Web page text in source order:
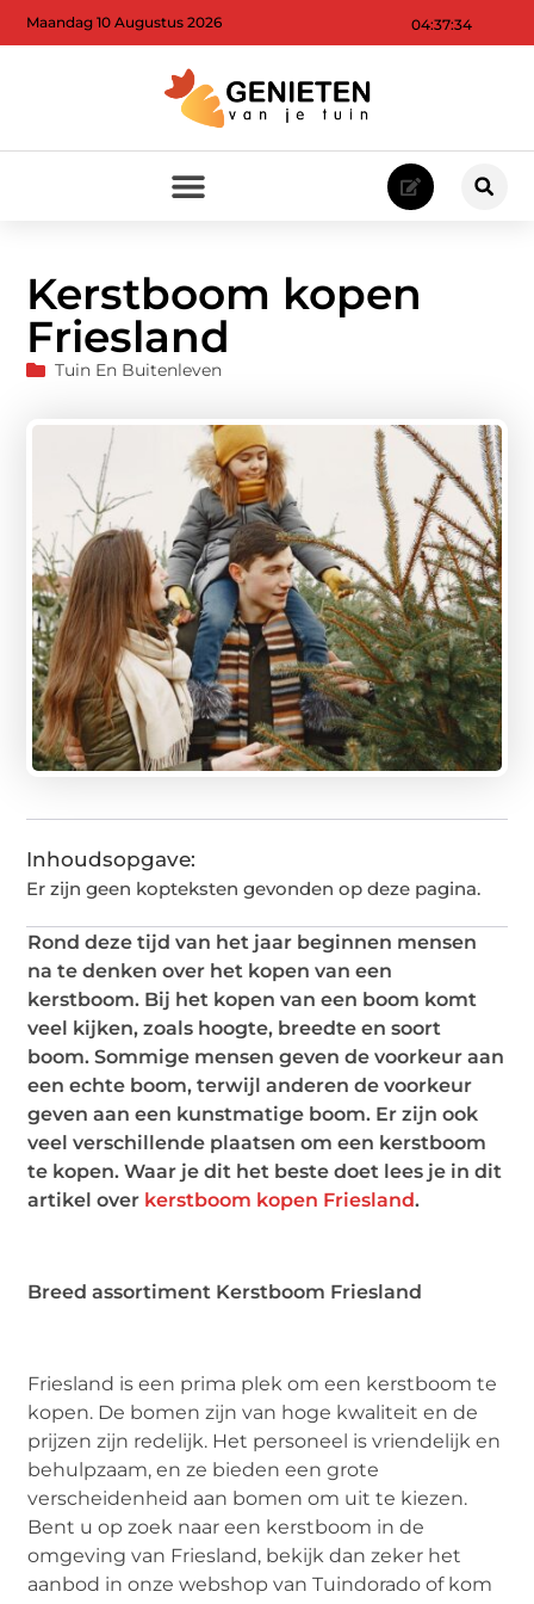
04:37:36
Maandag 10 Augustus 2026
Kerstboom kopen
Friesland
Tuin En Buitenleven
Inhoudsopgave:
Er zijn geen kopteksten gevonden op deze pagina.
Rond deze tijd van het jaar beginnen mensen
na te denken over het kopen van een
kerstboom. Bij het kopen van een boom komt
veel kijken, zoals hoogte, breedte en soort
boom. Sommige mensen geven de voorkeur aan
een echte boom, terwijl anderen de voorkeur
geven aan een kunstmatige boom. Er zijn ook
veel verschillende plaatsen om een kerstboom
te kopen. Waar je dit het beste doet lees je in dit
artikel over kerstboom kopen Friesland.
Breed assortiment Kerstboom Friesland
Friesland is een prima plek om een kerstboom te
kopen. De bomen zijn van hoge kwaliteit en de
prijzen zijn redelijk. Het personeel is vriendelijk en
behulpzaam, en ze bieden een grote
verscheidenheid aan bomen om uit te kiezen.
Bent u op zoek naar een kerstboom in de
omgeving van Friesland, bekijk dan zeker het
aanbod in onze webshop van Tuindorado of kom